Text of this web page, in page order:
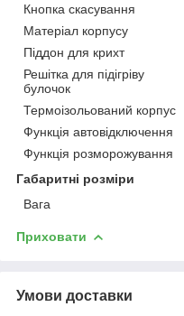
Кнопка скасування
Матеріал корпусу
Піддон для крихт
Решітка для підігріву
булочок
Термоізольований корпус
Функція автовідключення
Функція розморожування
Габаритні розміри
Вага
Приховати
Умови доставки